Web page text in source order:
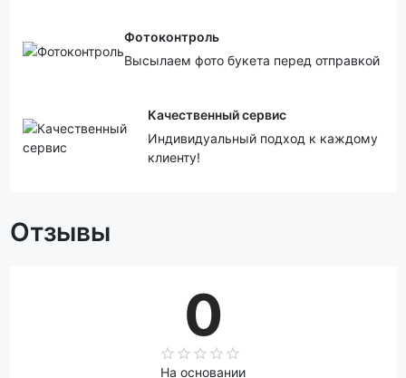
Фотоконтроль
Высылаем фото букета перед отправкой
Качественный сервис
Индивидуальный подход к каждому
клиенту!
Отзывы
0
На основании